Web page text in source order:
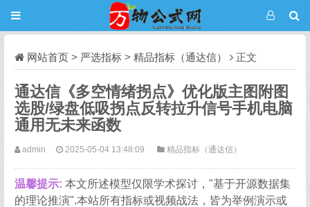
网站首页 > 严选指标 > 精品指标（通达信） 正文
通达信《多空情绪拐点》优化版主图附图
选股/绿盘低吸拐点反转拉升信号手机电脑
通用无未来函数
admin 2025-05-04 13:48:09 精品指标（通达信）
温馨提示: 本文所述模型仅限学术探讨，"基于开源数据集
的理论推演".本站所有指标或视频战法，皆为举例演示或